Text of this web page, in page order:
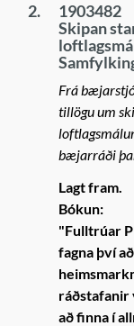
2.
1903482
Skipan
Frá
tillögu um
bæjarráði
Lagt fram.
Bókun:
"Fulltrúar
fagna því
ráðstafanir
að finna í